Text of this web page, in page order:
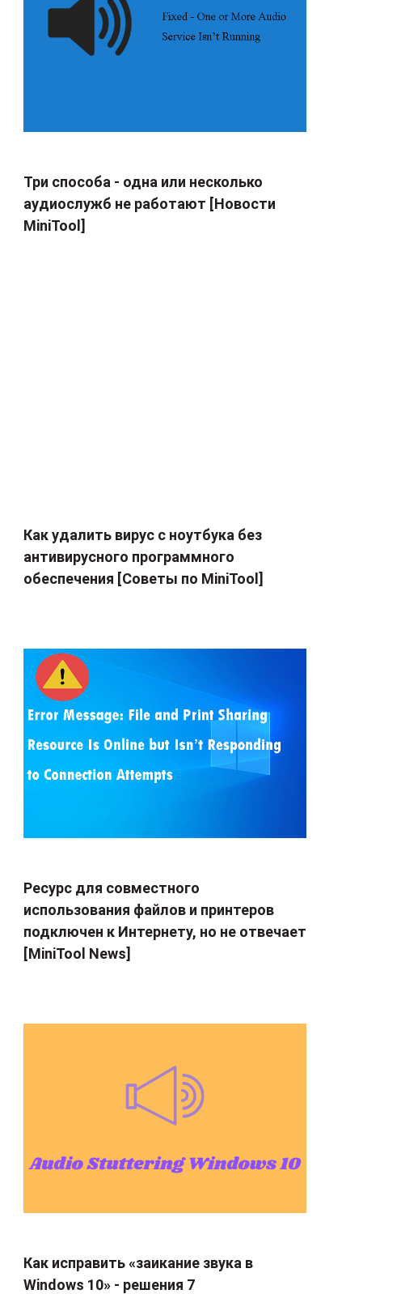
Три способа - одна или несколько
аудиослужб не работают [Новости
MiniTool]
Как удалить вирус с ноутбука без
антивирусного программного
обеспечения [Советы по MiniTool]
Ресурс для совместного
использования файлов и принтеров
подключен к Интернету, но не отвечает
[MiniTool News]
Как исправить «заикание звука в
Windows 10» - решения 7